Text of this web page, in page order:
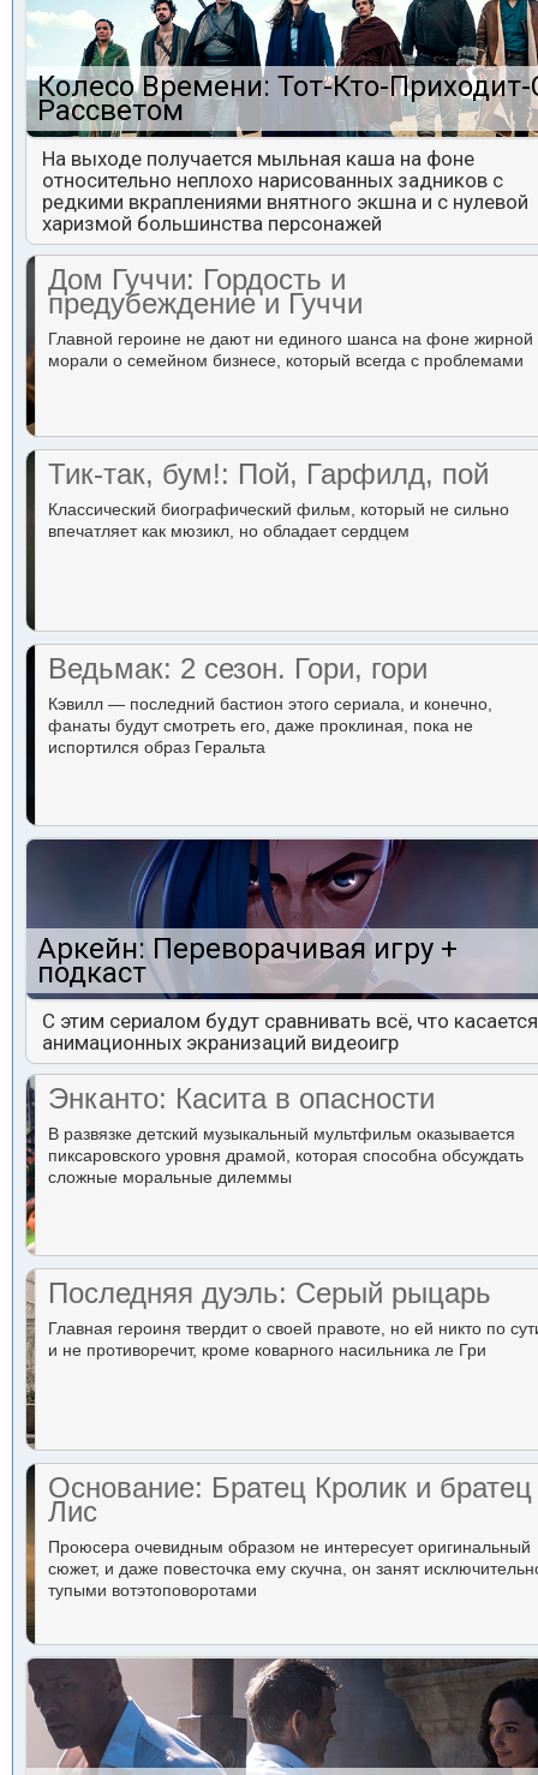
Колесо Времени: Тот-Кто-
Рассветом
На выходе получается мыльная каша на фоне
относительно неплохо нарисованных задников с
редкими вкраплениями внятного экшна и с нулевой
харизмой большинства персонажей
Дом Гуччи: Гордость и
предубеждение и Гуччи
Главной героине не дают ни единого шанса на фоне жирной
морали о семейном бизнесе, который всегда с проблемами
Тик-так, бум!: Пой, Гарфилд, пой
Классический биографический фильм, который не сильно
впечатляет как мюзикл, но обладает сердцем
Ведьмак: 2 сезон. Гори, гори
Кэвилл — последний бастион этого сериала, и конечно,
фанаты будут смотреть его, даже проклиная, пока не
испортился образ Геральта
Аркейн: Переворачивая игру +
подкаст
С этим сериалом будут сравнивать всё, что касается
анимационных экранизаций видеоигр
Энканто: Касита в опасности
В развязке детский музыкальный мультфильм оказывается
пиксаровского уровня драмой, которая способна обсуждать
сложные моральные дилеммы
Последняя дуэль: Серый рыцарь
Главная героиня твердит о своей правоте, но ей никто по
и не противоречит, кроме коварного насильника ле Гри
Основание: Братец Кролик и братец
Лис
Проюсера очевидным образом не интересует оригинальный
сюжет, и даже повесточка ему скучна, он занят
тупыми вотэтоповоротами